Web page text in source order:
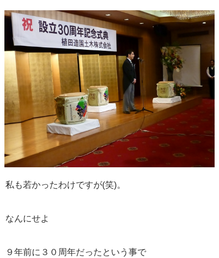
私も若かったわけですが(笑)。
なんにせよ
９年前に３０周年だったという事で